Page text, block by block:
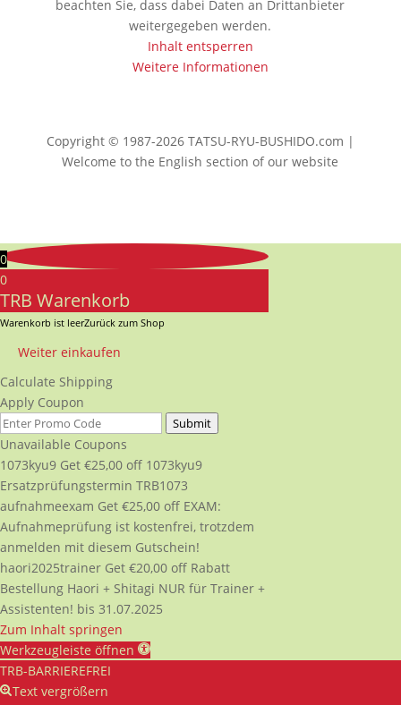
beachten Sie, dass dabei Daten an Drittanbieter
weitergegeben werden.
Inhalt entsperren
Weitere Informationen
Copyright © 1987-2026 TATSU-RYU-BUSHIDO.com |
Welcome to the English section of our website
0
0
TRB Warenkorb
Warenkorb ist leerZurück zum Shop
Weiter einkaufen
Calculate Shipping
Apply Coupon
Submit
Unavailable Coupons
1073kyu9 Get €25,00 off 1073kyu9
Ersatzprüfungstermin TRB1073
aufnahmeexam Get €25,00 off EXAM:
Aufnahmeprüfung ist kostenfrei, trotzdem
anmelden mit diesem Gutschein!
haori2025trainer Get €20,00 off Rabatt
Bestellung Haori + Shitagi NUR für Trainer +
Assistenten! bis 31.07.2025
Zum Inhalt springen
Werkzeugleiste öffnen
TRB-BARRIEREFREI
Text vergrößern